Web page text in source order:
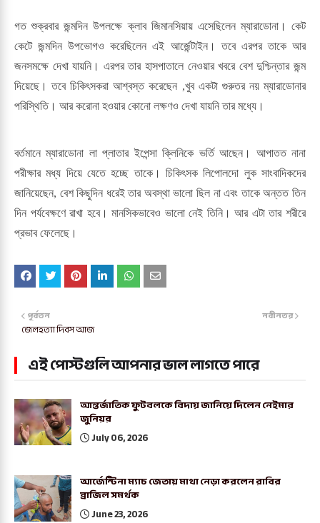
গত শুক্রবার জন্মদিন উপলক্ষে ক্লাব জিমানসিয়ায় এসেছিলেন ম্যারাডোনা। কেট
কেটে জন্মদিন উপভোগও করেছিলেন এই আর্জেন্টাইন। তবে এরপর তাকে আর
জনসমক্ষে দেখা যায়নি। এরপর তার হাসপাতালে নেওয়ার খবরে বেশ দুশ্চিন্তার জন্ম
দিয়েছে। তবে চিকিৎসকরা আশ্বস্ত করেছেন ,খুব একটা গুরুতর নয় ম্যারাডোনার
পরিস্থিতি। আর করোনা হওয়ার কোনো লক্ষণও দেখা যায়নি তার মধ্যে।
বর্তমানে ম্যারাডোনা লা প্লাতার ইপেন্সা ক্লিনিকে ভর্তি আছেন। আপাতত নানা
পরীক্ষার মধ্য দিয়ে যেতে হচ্ছে তাকে। চিকিৎসক লিপোলদো লুক সাংবাদিকদের
জানিয়েছেন, বেশ কিছুদিন ধরেই তার অবস্থা ভালো ছিল না এবং তাকে অন্তত তিন
দিন পর্যবেক্ষণে রাখা হবে। মানসিকভাবেও ভালো নেই তিনি। আর এটা তার শরীরে
প্রভাব ফেলেছে।
নবীনতর
পূর্বতন
জেলহত্যা দিবস আজ
এই পোস্টগুলি আপনার ভাল লাগতে পারে
আন্তর্জাতিক ফুটবলকে বিদায় জানিয়ে দিলেন নেইমার
জুনিয়র
July 06, 2026
আর্জেন্টিনা ম্যাচ জেতায় মাথা নেড়া করলেন রাবির
ব্রাজিল সমর্থক
June 23, 2026